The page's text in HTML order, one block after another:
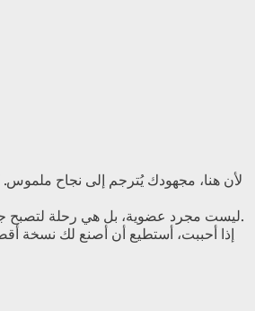
لأن هنا، مجهودك يُترجم إلى نجاح
ليست مجرد عضوية، بل هي رحلة لتصبح جزءًا من عائلة عالمية من الطهاة المُلهمين، المبدعين، والقادة في صناعة الطهي.
إذا أحببت، أستطيع أن أصنع لك نسخة